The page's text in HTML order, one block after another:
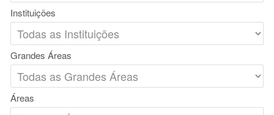
Instituições
Grandes Áreas
Áreas